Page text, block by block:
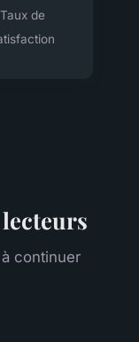
Taux de
continuer